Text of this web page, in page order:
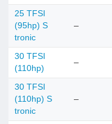
25 TFSI
(95hp) S
tronic
–
30 TFSI
(110hp)
–
30 TFSI
(110hp) S
tronic
–